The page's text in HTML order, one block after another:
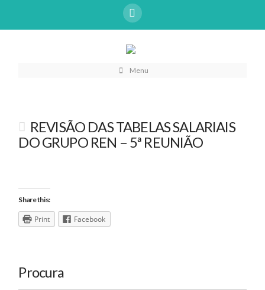
Menu
REVISÃO DAS TABELAS SALARIAIS
DO GRUPO REN – 5ª REUNIÃO
Share this:
Print Facebook
Procura